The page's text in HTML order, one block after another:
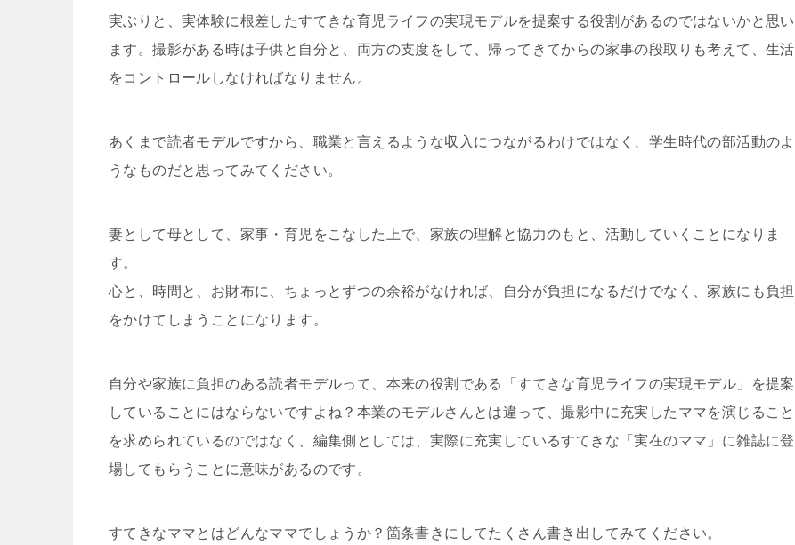
実ぶりと、実体験に根差したすてきな育児ライフの実現モデルを提案する役割があるのではないかと思い
ます。撮影がある時は子供と自分と、両方の支度をして、帰ってきてからの家事の段取りも考えて、生活
をコントロールしなければなりません。
あくまで読者モデルですから、職業と言えるような収入につながるわけではなく、学生時代の部活動のよ
うなものだと思ってみてください。
妻として母として、家事・育児をこなした上で、家族の理解と協力のもと、活動していくことになりま
す。
心と、時間と、お財布に、ちょっとずつの余裕がなければ、自分が負担になるだけでなく、家族にも負担
をかけてしまうことになります。
自分や家族に負担のある読者モデルって、本来の役割である「すてきな育児ライフの実現モデル」を提案
していることにはならないですよね？本業のモデルさんとは違って、撮影中に充実したママを演じること
を求められているのではなく、編集側としては、実際に充実しているすてきな「実在のママ」に雑誌に登
場してもらうことに意味があるのです。
すてきなママとはどんなママでしょうか？箇条書きにしてたくさん書き出してみてください。